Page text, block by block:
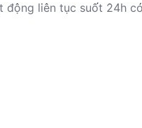
liên tục suốt 24h